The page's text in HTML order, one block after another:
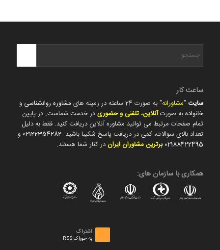
ساعت کار
سایت"مشاورانه" به صورت 24 ساعته در زمینه های مشاوره روانشناسی و
خانوادهبه صورتآنلاین، تلفنی و حضوریدر خدمت شماست. در پایین
تمام صفحات مرتبط می توانید مشاوره آنلاین دریافت کنید. فقط به دلیل
تعداد بالای سوالات، کمی در دریافت پاسخ شکیبا باشید. 02122354282 و
02188422495 برترین مشاوران ایراندر کنار شما هستند.
همکاری با سازمان های:
اشتراک
به خوراک RSS